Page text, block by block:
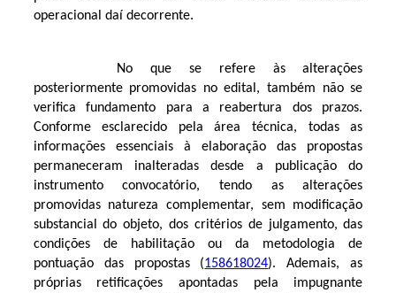
operacional daí decorrente.
No que se refere às alterações
posteriormente promovidas no edital, também não se
verifica fundamento para a reabertura dos prazos.
Conforme esclarecido pela área técnica, todas as
informações essenciais à elaboração das propostas
permaneceram inalteradas desde a publicação do
instrumento convocatório, tendo as alterações
promovidas natureza complementar, sem modificação
substancial do objeto, dos critérios de julgamento, das
condições de habilitação ou da metodologia de
pontuação das propostas (158618024). Ademais, as
próprias retificações apontadas pela impugnante